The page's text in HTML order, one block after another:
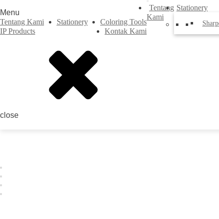
Menu
Tentang Kami
Stationery
Coloring Tools
IP Products
Kontak Kami
close
Tentang
Kami
Stationery